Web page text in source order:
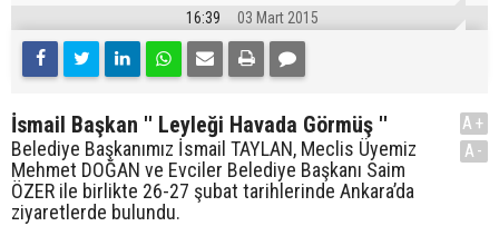
16:39 03 Mart 2015
İsmail Başkan '' Leyleği Havada Görmüş ''
Belediye Başkanımız İsmail TAYLAN, Meclis Üyemiz
Mehmet DOĞAN ve Evciler Belediye Başkanı Saim
ÖZER ile birlikte 26-27 şubat tarihlerinde Ankara’da
ziyaretlerde bulundu.
A+
A-